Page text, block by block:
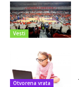
Vesti
Otvorena vrata